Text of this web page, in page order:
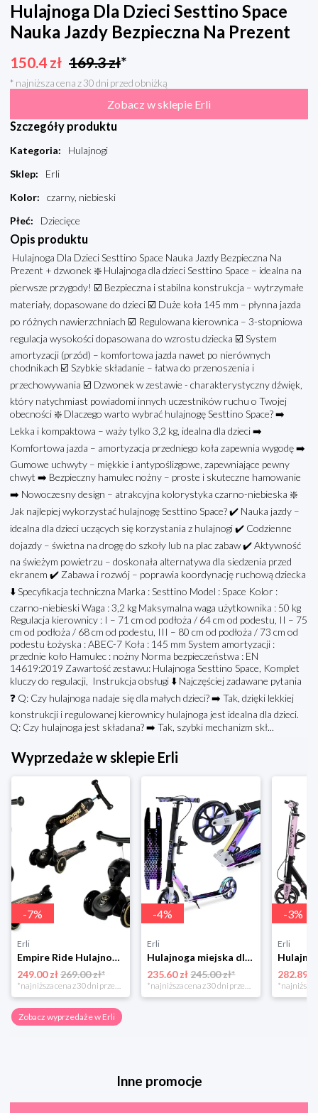
Hulajnoga Dla Dzieci Sesttino Space
Nauka Jazdy Bezpieczna Na Prezent
150.4 zł 169.3zł*
* najniższa cena z 30 dni przed obniżką
Zobacz w sklepie Erli
Szczegóły produktu
Kategoria:
Hulajnogi
Sklep:
Erli
Kolor:
czarny, niebieski
Płeć: Dziecięce
Opis produktu
Hulajnoga Dla Dzieci Sesttino Space Nauka Jazdy Bezpieczna Na
Prezent + dzwonek ❇️ Hulajnoga dla dzieci Sesttino Space – idealna na
pierwsze przygody! ☑️ Bezpieczna i stabilna konstrukcja – wytrzymałe
materiały, dopasowane do dzieci ☑️ Duże koła 145 mm – płynna jazda
po różnych nawierzchniach ☑️ Regulowana kierownica – 3-stopniowa
regulacja wysokości dopasowana do wzrostu dziecka ☑️ System
amortyzacji (przód) – komfortowa jazda nawet po nierównych
chodnikach ☑️ Szybkie składanie – łatwa do przenoszenia i
przechowywania ☑️ Dzwonek w zestawie - charakterystyczny dźwięk,
który natychmiast powiadomi innych uczestników ruchu o Twojej
obecności ❇️ Dlaczego warto wybrać hulajnogę Sesttino Space? ➡️
Lekka i kompaktowa – waży tylko 3,2 kg, idealna dla dzieci ➡️
Komfortowa jazda – amortyzacja przedniego koła zapewnia wygodę ➡️
Gumowe uchwyty – miękkie i antypoślizgowe, zapewniające pewny
chwyt ➡️ Bezpieczny hamulec nożny – proste i skuteczne hamowanie
➡️ Nowoczesny design – atrakcyjna kolorystyka czarno-niebieska ❇️
Jak najlepiej wykorzystać hulajnogę Sesttino Space? ✔️ Nauka jazdy –
idealna dla dzieci uczących się korzystania z hulajnogi ✔️ Codzienne
dojazdy – świetna na drogę do szkoły lub na plac zabaw ✔️ Aktywność
na świeżym powietrzu – doskonała alternatywa dla siedzenia przed
ekranem ✔️ Zabawa i rozwój – poprawia koordynację ruchową dziecka
⬇️ Specyfikacja techniczna Marka : Sesttino Model : Space Kolor :
czarno-niebieski Waga : 3,2 kg Maksymalna waga użytkownika : 50 kg
Regulacja kierownicy : I – 71 cm od podłoża / 64 cm od podestu, II – 75
cm od podłoża / 68 cm od podestu, III – 80 cm od podłoża / 73 cm od
podestu Łożyska : ABEC-7 Koła : 145 mm System amortyzacji :
przednie koło Hamulec : nożny Norma bezpieczeństwa : EN
14619:2019 Zawartość zestawu: Hulajnoga Sesttino Space, Komplet
kluczy do regulacji, Instrukcja obsługi ⬇️ Najczęściej zadawane pytania
❓ Q: Czy hulajnoga nadaje się dla małych dzieci? ➡️ Tak, dzięki lekkiej
konstrukcji i regulowanej kierownicy hulajnoga jest idealna dla dzieci.
Q: Czy hulajnoga jest składana? ➡️ Tak, szybki mechanizm skł...
Wyprzedaże w sklepie Erli
-7%
Erli
Empire Ride Hulajnoga Jeździk Scoot 2W1 Highwaykick
249.00 zł269.00 zł*
*najniższa cena z 30 dni przed obniżką
-4%
Erli
Hulajnoga miejska dla dzieci składana duża hamulec amortyzator bergen ELITE
235.60 zł 245.00 zł*
*najniższa cena z 30 dni przed obniżką
-3%
Erli
282.89 zł
Zobacz wyprzedaże w Erli
Inne promocje